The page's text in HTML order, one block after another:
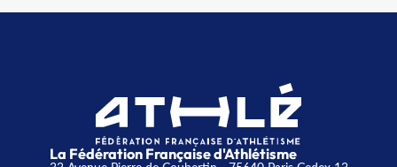
La Fédération Française d'Athlétisme